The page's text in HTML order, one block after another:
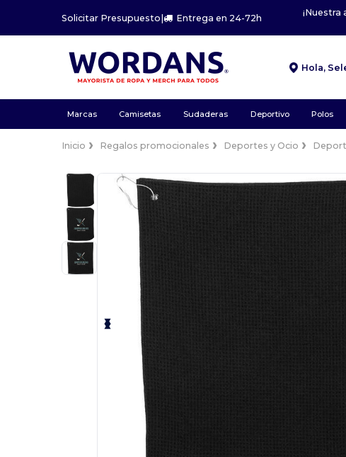
Solicitar Presupuesto| Entrega en 24-72h
Hola,
Marcas Camisetas Sudaderas Deportivo Polos
Inicio Regalos promocionales Deportes y Ocio